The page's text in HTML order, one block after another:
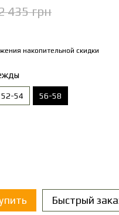
435 грн
накопительной скидки
52-54 56-58
Быстрый